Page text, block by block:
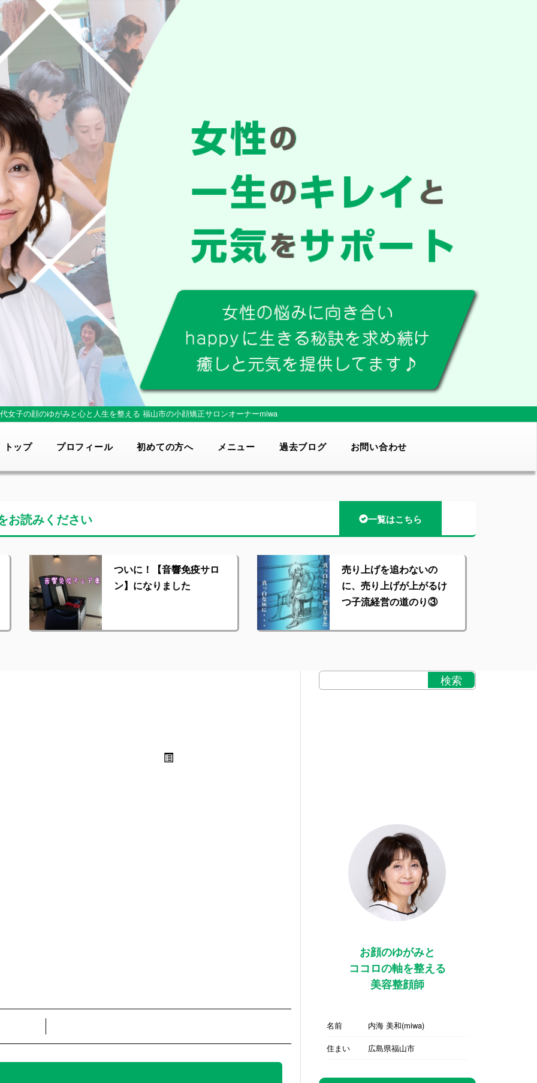
女子の顔のゆがみと心と人生を整える 福山市の小顔矯正サロンオーナーmiwa
トップ プロフィール 初めての方へ メニュー 過去ブログ お問い合わせ
お読みください 一覧はこちら
ついに！【音響免疫サロ
ン】になりました
売り上げを追わないの
に、売り上げが上がるけ
つ子流経営の道のり③
お顔のゆがみと
ココロの軸を整える
美容整顔師
名前
内海 美和(miwa)
住まい
広島県福山市